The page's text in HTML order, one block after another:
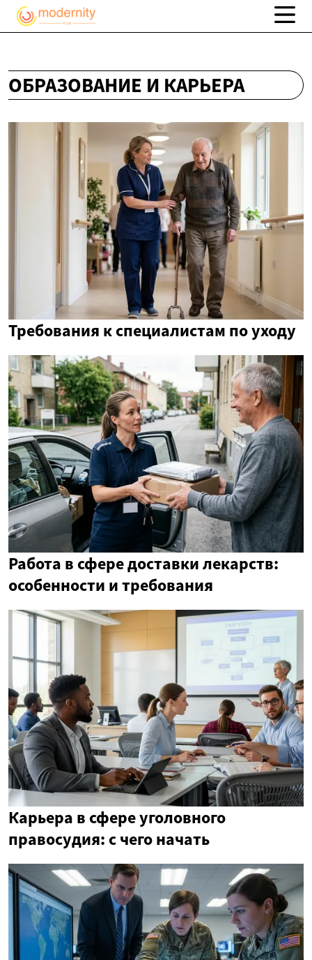
ОБРАЗОВАНИЕ И КАРЬЕРА
Требования к специалистам по уходу
Работа в сфере доставки лекарств:
особенности и требования
Карьера в сфере уголовного
правосудия: с чего начать